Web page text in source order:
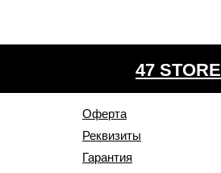
Оферта
Реквизиты
Гарантия
47 STORE